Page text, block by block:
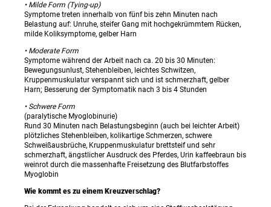
• Milde Form (Tying-up)
Symptome treten innerhalb von fünf bis zehn Minuten nach
Belastung auf: Unruhe, steifer Gang mit hochgekrümmtem Rücken,
milde Koliksymptome, gelber Harn
• Moderate Form
Symptome während der Arbeit nach ca. 20 bis 30 Minuten:
Bewegungsunlust, Stehenbleiben, leichtes Schwitzen,
Kruppenmuskulatur verspannt sich und ist schmerzhaft, gelber
Harn; Besserung der Symptomatik nach 3 bis 4 Stunden
• Schwere Form
(paralytische Myoglobinurie)
Rund 30 Minuten nach Belastungsbeginn (auch bei leichter Arbeit)
plötzliches Stehenbleiben, kolikartige Schmerzen, schwere
Schweißausbrüche, Kruppenmuskulatur brettsteif und sehr
schmerzhaft, ängstlicher Ausdruck des Pferdes, Urin kaffeebraun bis
weinrot durch die massenhafte Freisetzung des Blutfarbstoffes
Myoglobin
Wie kommt es zu einem Kreuzverschlag?